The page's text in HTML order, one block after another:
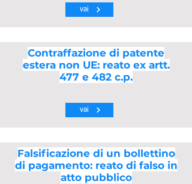
vai
Contraffazione di patente
estera non UE: reato ex artt.
477 e 482 c.p.
vai
Falsificazione di un bollettino
di pagamento: reato di falso in
atto pubblico